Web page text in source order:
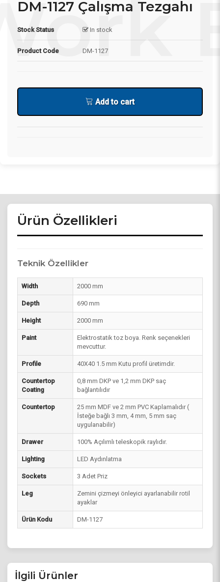
DM-1127 Çalışma Tezgahı
Stock Status In stock
Product Code DM-1127
Add to cart
Ürün Özellikleri
Teknik Özellikler
Width 2000 mm
Depth 690 mm
Height 2000 mm
Paint
Elektrostatik toz boya. Renk seçenekleri
mevcuttur.
Profile 40X40 1.5 mm Kutu profil üretimdir.
Countertop
Coating
0,8 mm DKP ve 1,2 mm DKP saç
bağlantılıdır
Countertop
25 mm MDF ve 2 mm PVC Kaplamalıdır (
İsteğe bağlı 3 mm, 4 mm, 5 mm saç
uygulanabilir)
Drawer 100% Açılımlı teleskopik raylıdır.
Lighting LED Aydınlatma
Sockets 3 Adet Priz
Leg
Zemini çizmeyi önleyici ayarlanabilir rotil
ayaklar
Ürün Kodu DM-1127
İlgili Ürünler